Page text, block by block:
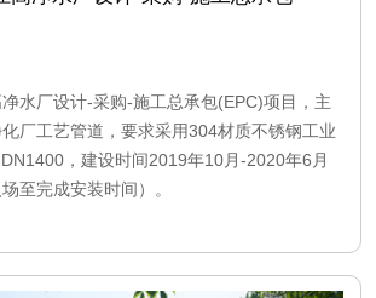
水厂设计-采购-施工总承包(EPC)项目，主
厂工艺管道，要求采用304材质不锈钢工业
，建设时间2019年10月-2020年6月
至完成安装时间）。